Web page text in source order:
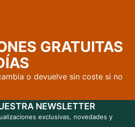
GRATUITAS
o devuelve sin coste si no
NEWSLETTER
exclusivas, novedades y